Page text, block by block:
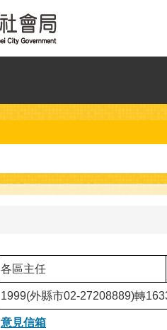
各區主任
1999(外縣市02-27208889)轉
意見信箱